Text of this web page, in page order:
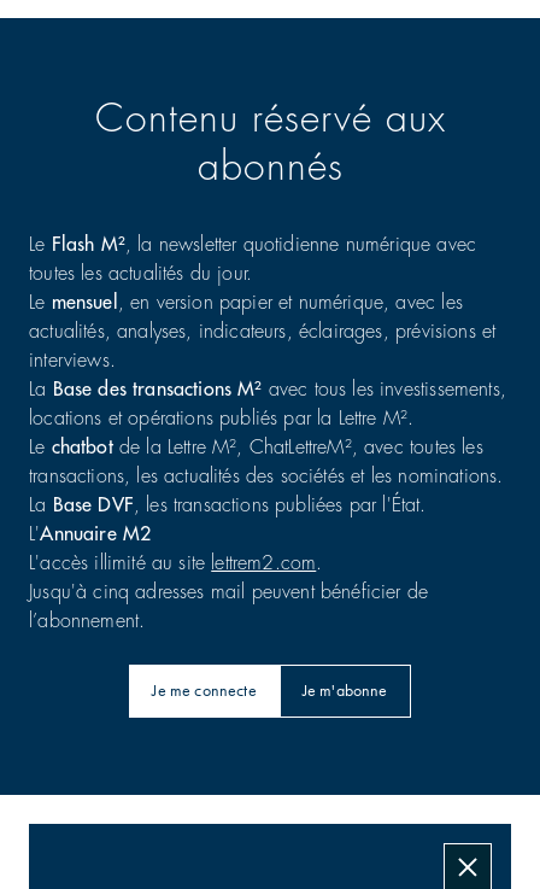
Contenu réservé aux
abonnés
Le Flash M², la newsletter quotidienne numérique avec
toutes les actualités du jour.
Le mensuel
, en version papier et numérique, avec les
actualités, analyses, indicateurs, éclairages, prévisions et
interviews.
La Base des transactions M² avec tous les investissements,
locations et opérations publiés par la Lettre M².
Le chatbotde la Lettre M², ChatLettreM², avec toutes les
transactions, les actualités des sociétés et les nominations.
La Base DVF , les transactions publiées par l'État.
L'Annuaire M2
L'accès illimité au site lettrem2.com.
Jusqu'à cinq adresses mail peuvent bénéficier de
l’abonnement.
Je me connecte Je m'abonne